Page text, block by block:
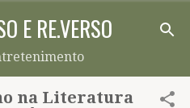
principal
E RE.VERSO
na Literatura